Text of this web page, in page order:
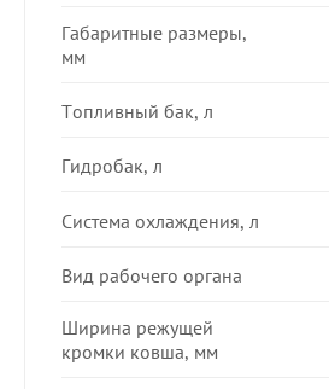
Габаритные размеры,
мм
Топливный бак, л
Гидробак, л
Система охлаждения, л
Вид рабочего органа
Ширина режущей
кромки ковша, мм